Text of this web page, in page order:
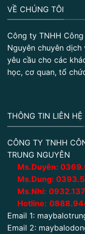
VỀ CHÚNG TÔI
Công ty TNHH
Nguyên chuyên dịch
yêu cầu cho các
học, cơ quan, tổ
THÔNG TIN LIÊN HỆ
CÔNG TY TNHH
TRUNG NGUYÊN
Ms.Duyên: 0
Ms.Dung:
Ms.Nhi:
Hotline:
Email 1:
Email 2: